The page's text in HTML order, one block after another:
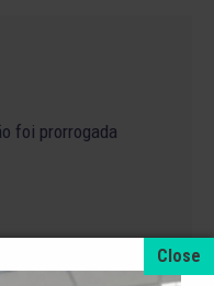
foi prorrogada